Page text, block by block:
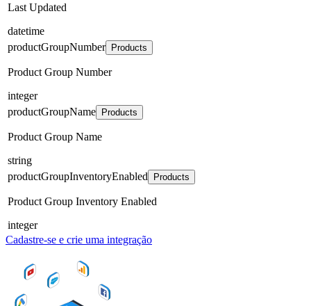
Last Updated
datetime
productGroupNumber
Products
Product Group Number
integer
productGroupName
Products
Product Group Name
string
productGroupInventoryEnabled
Products
Product Group Inventory Enabled
integer
Cadastre-se e crie uma integração